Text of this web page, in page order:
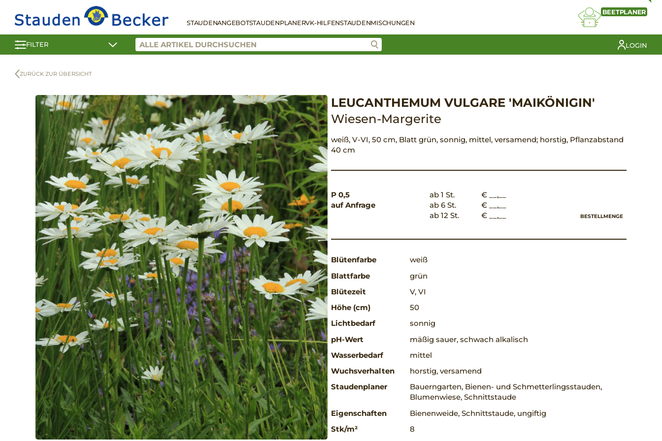
STAUDENANGEBOTSTAUDENPLANERVK-HILFENSTAUDENMISCHUNGEN
BEETPLANER
FILTER LOGIN
ZURÜCK ZUR ÜBERSICHT
LEUCANTHEMUM VULGARE 'MAIKÖNIGIN'
Wiesen-Margerite
weiß, V-VI, 50 cm, Blatt grün, sonnig, mittel, versamend; horstig, Pflanzabstand
40 cm
P 0,5
auf Anfrage
ab 1 St.
€ __,__
ab 6 St.
€ __,__
ab 12 St.
€ __,__ BESTELLMENGE
Blütenfarbe
weiß
Blattfarbe
grün
Blütezeit
V, VI
Höhe (cm)
50
Lichtbedarf
sonnig
pH-Wert
mäßig sauer, schwach alkalisch
Wasserbedarf
mittel
Wuchsverhalten
horstig, versamend
Staudenplaner
Bauerngarten, Bienen- und Schmetterlingsstauden,
Blumenwiese, Schnittstaude
Eigenschaften
Bienenweide, Schnittstaude, ungiftig
Stk/m²
8